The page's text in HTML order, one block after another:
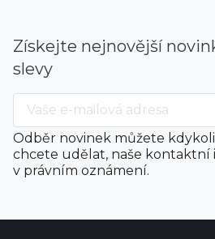
Získejte nejnovější
slevy
Odběr novinek můžete
chcete udělat, naše kontaktní
v právním oznámení.